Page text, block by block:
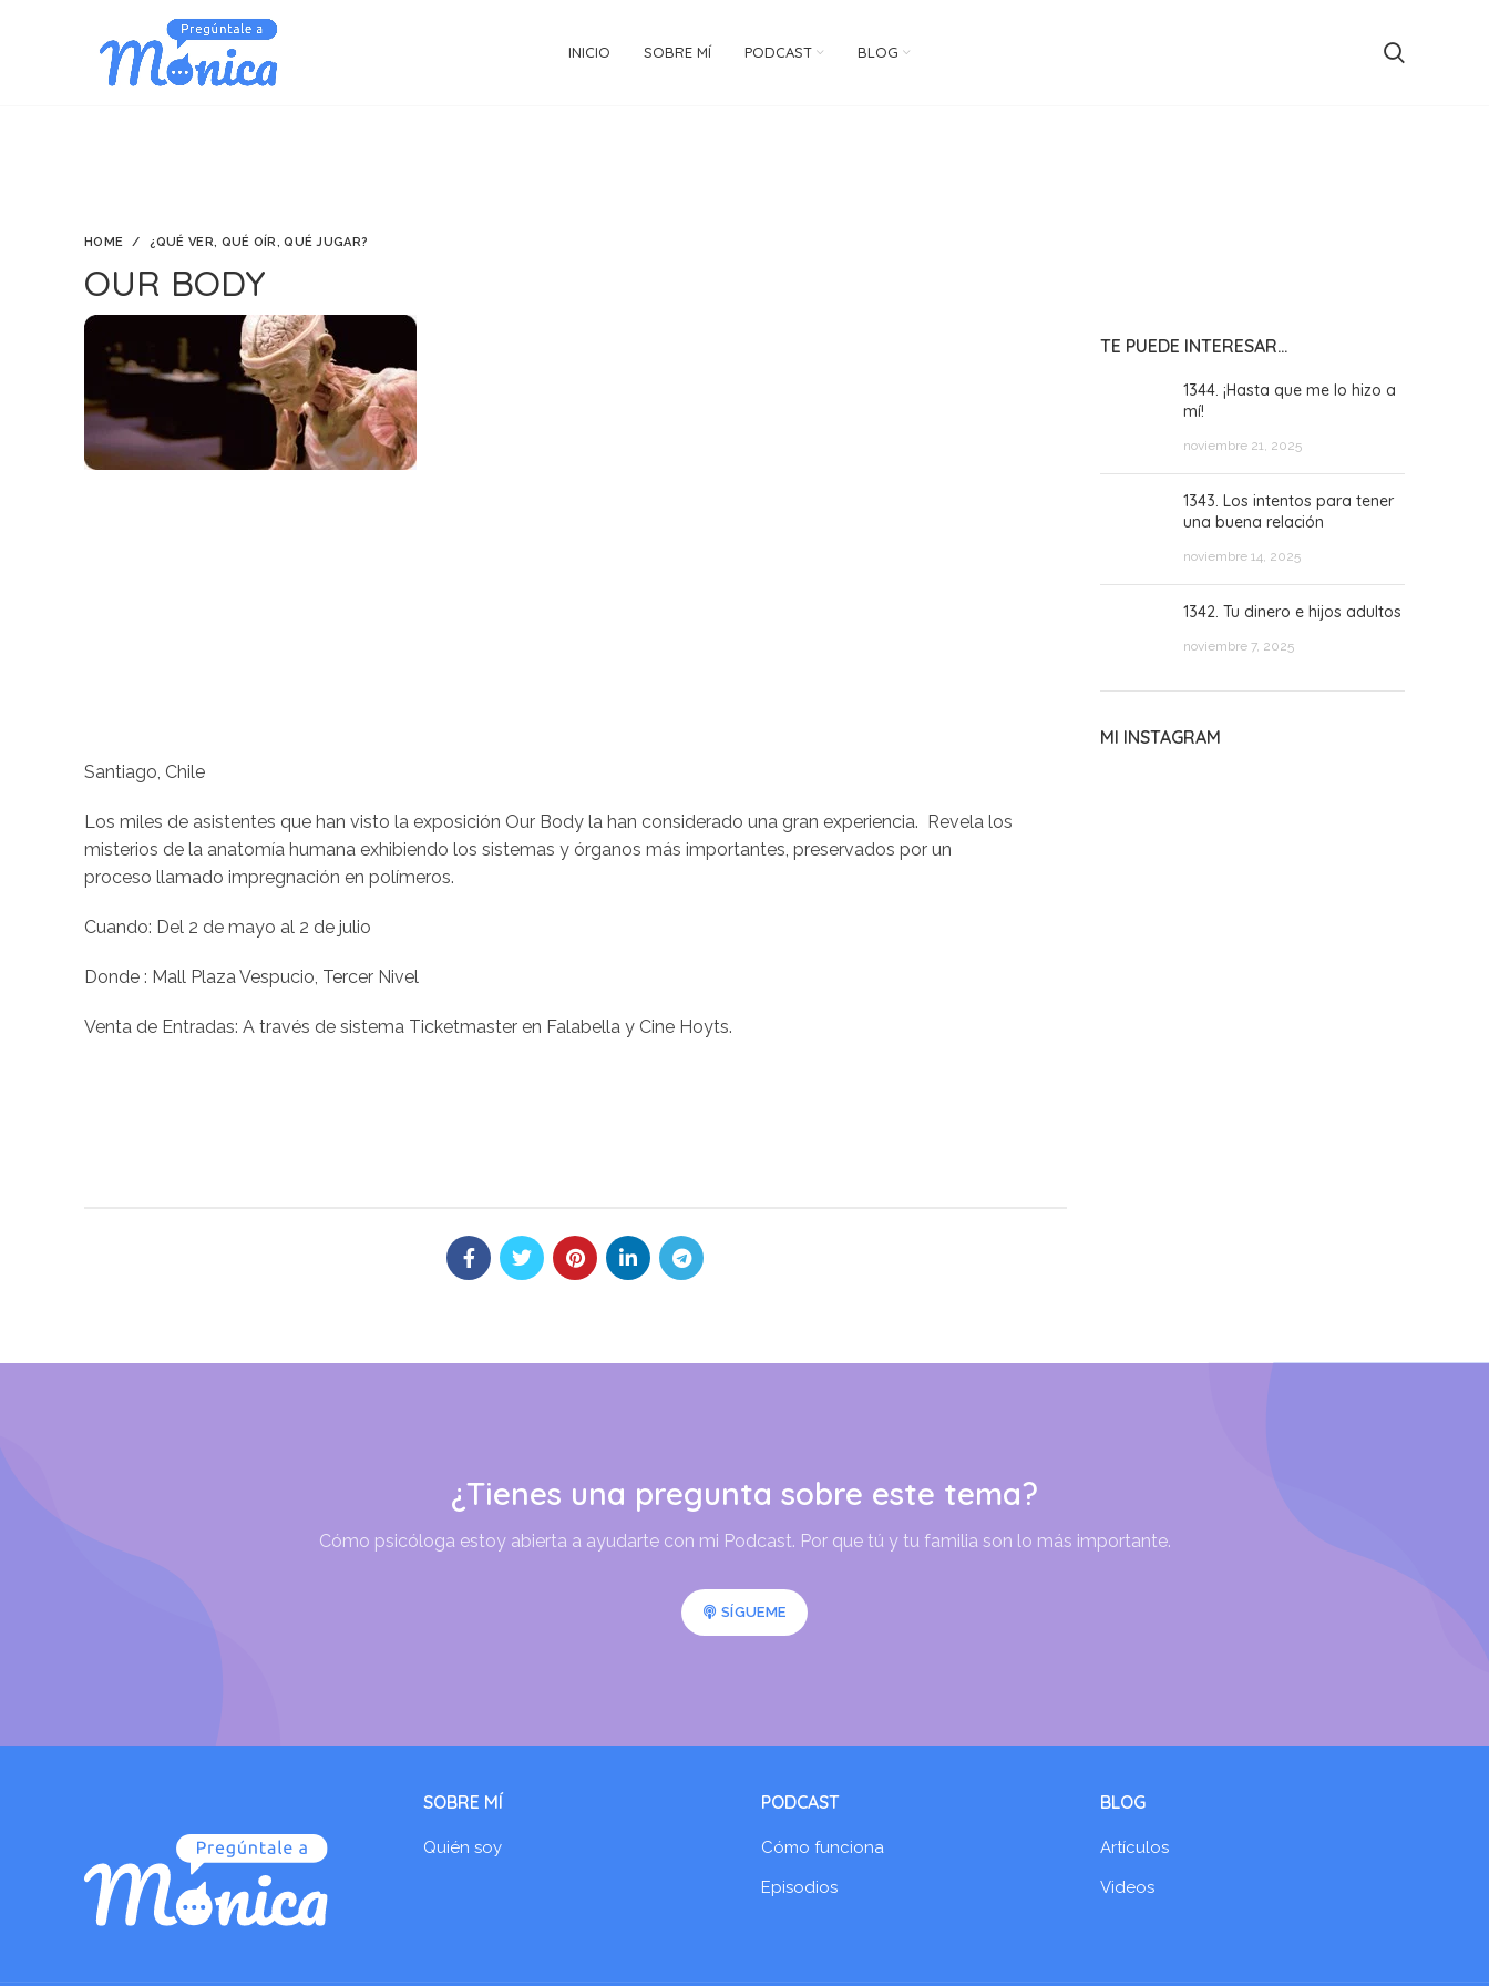
INICIO SOBRE MÍ PODCAST BLOG
HOME ¿QUÉ VER, QUÉ OÍR, QUÉ JUGAR?
OUR BODY
Santiago, Chile
Los miles de asistentes que han visto la exposición Our Body la han considerado una gran experiencia. Revela los
misterios de la anatomía humana exhibiendo los sistemas y órganos más importantes, preservados por un
proceso llamado impregnación en polímeros.
Cuando: Del 2 de mayo al 2 de julio
Donde : Mall Plaza Vespucio, Tercer Nivel
Venta de Entradas: A través de sistema Ticketmaster en Falabella y Cine Hoyts.
¿Tienes una pregunta sobre este tema?
Cómo psicóloga estoy abierta a ayudarte con mi Podcast. Por que tú y tu familia son lo más importante.
SÍGUEME
TE PUEDE INTERESAR…
1344. ¡Hasta que me lo hizo a
mí!
noviembre 21, 2025
1343. Los intentos para tener
una buena relación
noviembre 14, 2025
1342. Tu dinero e hijos adultos
noviembre 7, 2025
MI INSTAGRAM
SOBRE MÍ
Quién soy
PODCAST
Cómo funciona
Episodios
BLOG
Artículos
Videos